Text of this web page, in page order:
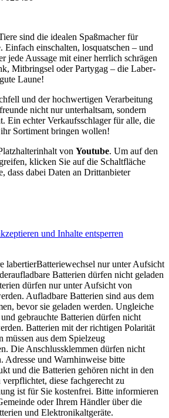
sind die idealen Spaßmacher für
einschalten, losquatschen – und
jede Aussage mit einer herrlich schrägen
Mitbringsel oder Partygag – die Laber-
Laune!
und der hochwertigen Verarbeitung
nicht nur unterhaltsam, sondern
Ein echter Verkaufsschlager für alle, die
Sortiment bringen wollen!
von Youtube. Um auf den
klicken Sie auf die Schaltfläche
dass dabei Daten an Drittanbieter
und Inhalte entsperren
Batteriewechsel nur unter Aufsicht
Batterien dürfen nicht geladen
dürfen nur unter Aufsicht von
Aufladbare Batterien sind aus dem
bevor sie geladen werden. Ungleiche
gebrauchte Batterien dürfen nicht
Batterien mit der richtigen Polarität
müssen aus dem Spielzeug
Die Anschlussklemmen dürfen nicht
Adresse und Warnhinweise bitte
und die Batterien gehören nicht in den
diese fachgerecht zu
ist für Sie kostenfrei. Bitte informieren
oder Ihrem Händler über die
und Elektronikaltgeräte.